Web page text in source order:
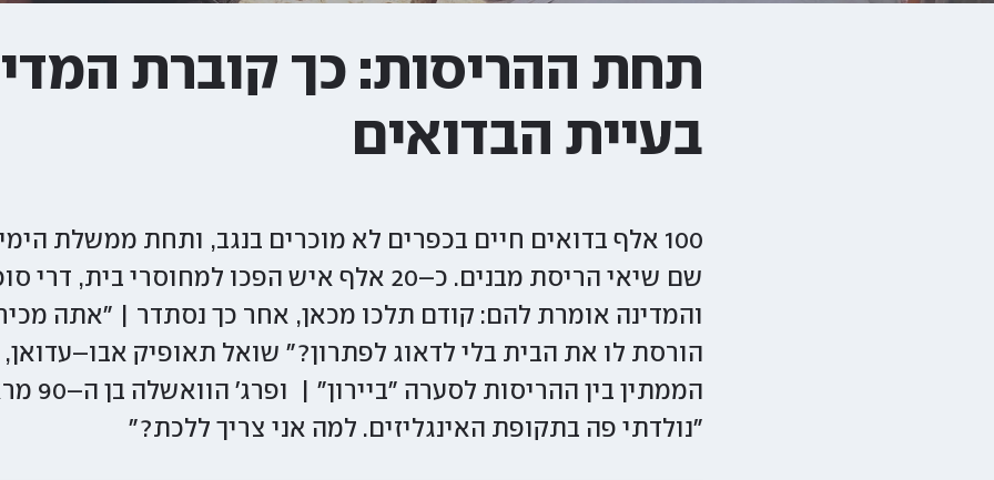
תחת ההריסות: כך קוברת
בעיית הבדואים
100 אלף בדואים חיים בכפרים לא מוכרים בנגב, ותחת ממשלת
שם שיאי הריסת מבנים. כ–20 אלף איש הפכו למחוסרי
והמדינה אומרת להם: קודם תלכו מכאן, אחר כך נסתדר | "אתה
הורסת לו את הבית בלי לדאוג לפתרון?" שואל תאופיק
הממתין
"נולדתי פה בתקופת האינגליזים. למה אני צריך ללכת?"